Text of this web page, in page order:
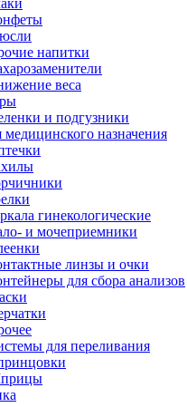
напитки
веса
и подгузники
медицинского назначения
гинекологические
и мочеприемники
линзы и очки
для сбора анализов
для переливания